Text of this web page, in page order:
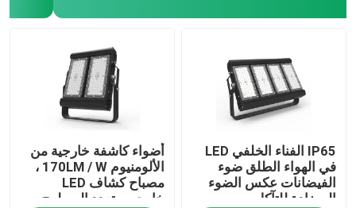
IP65 الفناء الخلفي LED
في الهواء الطلق ضوء
الفيضانات عكس الضوء
المضادة للتآكل
أضواء كاشفة خارجية من
الألومنيوم 170LM / W ،
مصباح كشاف LED
خارجي متعدد السطوح